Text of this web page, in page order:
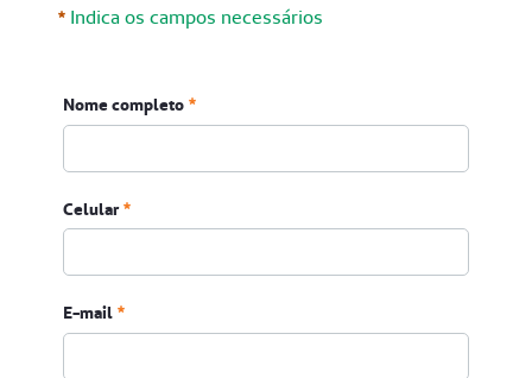
Indica os campos necessários
Nome completo
Celular
Obrigatório
E-mail